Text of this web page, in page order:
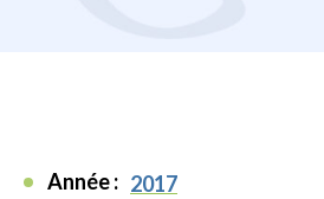
Année : 2017